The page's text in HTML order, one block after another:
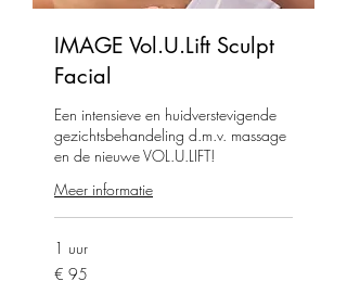
IMAGE Vol.U.Lift Sculpt
Facial
Een intensieve en huidverstevigende
gezichtsbehandeling d.m.v. massage
en de nieuwe VOL.U.LIFT!
Meer informatie
1 uur
95
euro
€ 95